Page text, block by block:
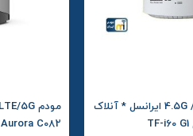
مودم 4.5G / TD-LTE ایرانسل * آنلاک
Aurora C082